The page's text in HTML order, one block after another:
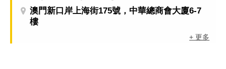
澳門新口岸上海街175號，中華總商會大廈6-7
樓
+ 更多